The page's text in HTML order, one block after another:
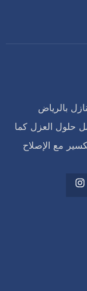
بالرياض
حلول العزل كما
مع الإصلاح